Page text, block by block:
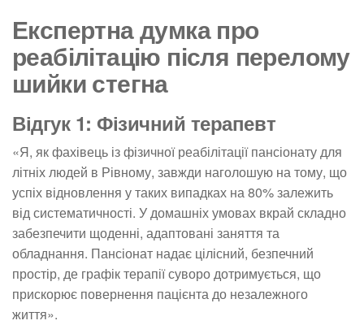
Експертна думка про
реабілітацію після перелому
шийки стегна
Відгук 1: Фізичний терапевт
«Я, як фахівець із фізичної реабілітації пансіонату для
літніх людей в Рівному, завжди наголошую на тому, що
успіх відновлення у таких випадках на 80% залежить
від систематичності. У домашніх умовах вкрай складно
забезпечити щоденні, адаптовані заняття та
обладнання. Пансіонат надає цілісний, безпечний
простір, де графік терапії суворо дотримується, що
прискорює повернення пацієнта до незалежного
життя».